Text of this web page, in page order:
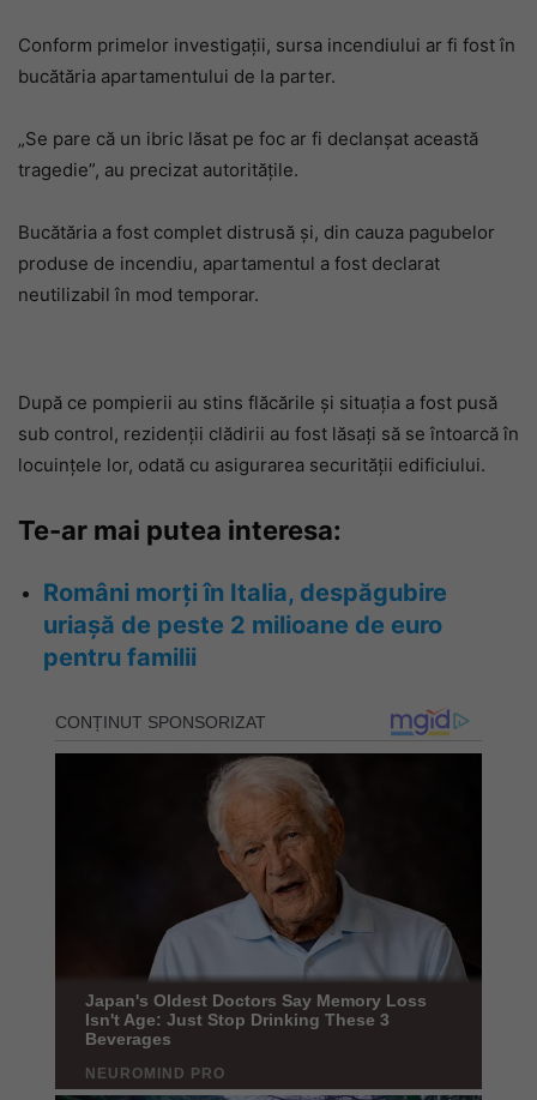
Conform primelor investigații, sursa incendiului ar fi fost în
bucătăria apartamentului de la parter.
„Se pare că un ibric lăsat pe foc ar fi declanșat această
tragedie”, au precizat autoritățile.
Bucătăria a fost complet distrusă și, din cauza pagubelor
produse de incendiu, apartamentul a fost declarat
neutilizabil în mod temporar.
După ce pompierii au stins flăcările și situația a fost pusă
sub control, rezidenții clădirii au fost lăsați să se întoarcă în
locuințele lor, odată cu asigurarea securității edificiului.
Te-ar mai putea interesa:
Români morți în Italia, despăgubire
uriașă de peste 2 milioane de euro
pentru familii